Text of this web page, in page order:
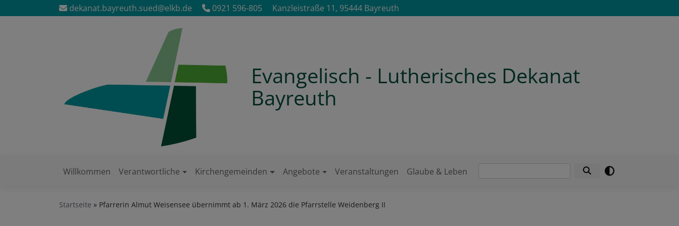
zum
dekanat.bayreuth.sued@elkb.de 0921 596-805 Kanzleistraße 11, 95444 Bayreuth
Evangelisch - Lutherisches Dekanat
Bayreuth
Hauptnavigation
Willkommen Verantwortliche Kirchengemeinden Angebote Veranstaltungen Glaube & Leben
Startseite Pfarrerin Almut Weisensee übernimmt ab 1. März 2026 die Pfarrstelle Weidenberg II